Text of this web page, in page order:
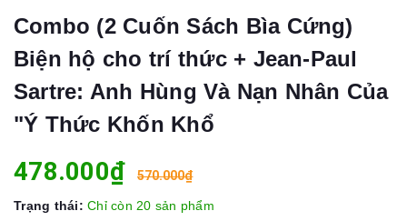
Combo (2 Cuốn Sách Bìa Cứng)
Biện hộ cho trí thức + Jean-Paul
Sartre: Anh Hùng Và Nạn Nhân Của
"Ý Thức Khốn Khổ
478.000₫ 570.000₫
Trạng thái: Chỉ còn 20 sản phẩm